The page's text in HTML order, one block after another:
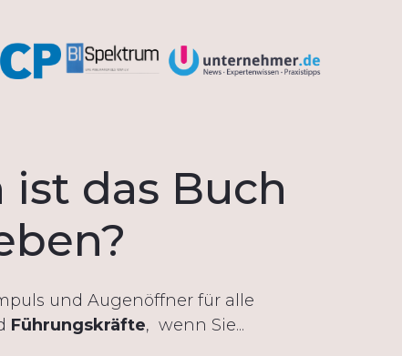
ist das Buch
und Augenöffner für alle
Führungskräfte, wenn Sie...